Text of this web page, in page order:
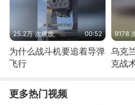
25.2万 次播放 00:52
为什么战斗机要追着导弹
飞行
9178
乌克
克战
更多热门视频